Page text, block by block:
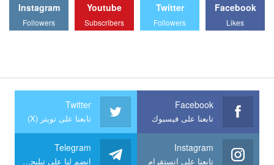
Facebook
Likes
Twitter
Followers
Youtube
Subscribers
Instagram
Followers
Facebook
تابعنا على فيسبوك
Twitter
تابعنا على تويتر (X)
Instagram
تابعنا على انستقرام
Telegram
انضم لنا على تيليجرام